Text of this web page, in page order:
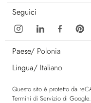
Seguici
Paese/ Polonia
Lingua/ Italiano
Questo sito è protetto da
Termini di Servizio di Google.